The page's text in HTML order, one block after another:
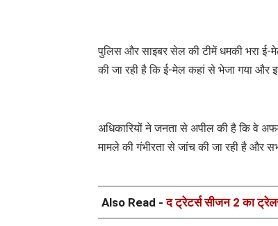
पुलिस और साइबर सेल की टीमें धमकी भरा
की जा रही है कि ई-मेल कहां से भेजा गया और
अधिकारियों ने जनता से अपील की है कि वे
मामले की गंभीरता से जांच की जा रही है और
Also Read -द ट्रेटर्स सीजन 2 का